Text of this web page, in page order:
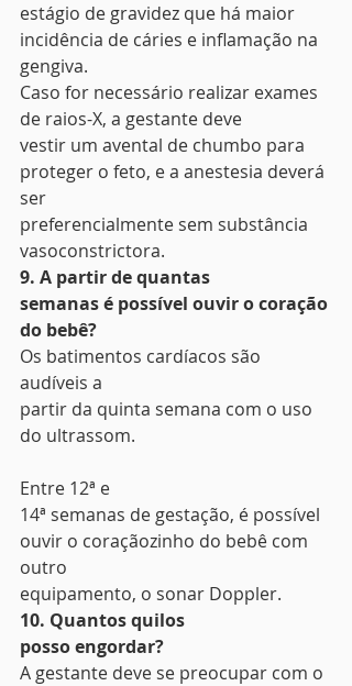
estágio de gravidez que há maior
incidência de cáries e inflamação na
gengiva.
Caso for necessário realizar exames
de raios-X, a gestante deve
vestir um avental de chumbo para
proteger o feto, e a anestesia deverá
ser
preferencialmente sem substância
vasoconstrictora.
9. A partir de quantas
semanas é possível ouvir o coração
do bebê?
Os batimentos cardíacos são
audíveis a
partir da quinta semana com o uso
do ultrassom.
Entre 12ª e
14ª semanas de gestação, é possível
ouvir o coraçãozinho do bebê com
outro
equipamento, o sonar Doppler.
10. Quantos quilos
posso engordar?
A gestante deve se preocupar com o